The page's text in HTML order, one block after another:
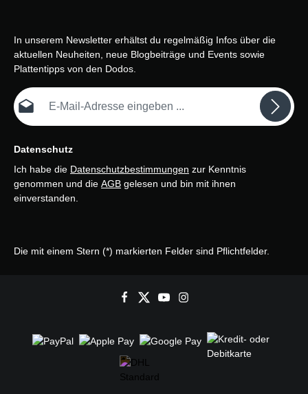
In unserem Newsletter erhältst du regelmäßig Infos über die
aktuellen Neuheiten, neue Blogbeiträge und Events sowie
Plattentipps von den Dodos.
E-Mail-Adresse*
Datenschutz
Ich habe die Datenschutzbestimmungen zur Kenntnis
genommen und die AGB gelesen und bin mit ihnen
einverstanden.
Die mit einem Stern (*) markierten Felder sind Pflichtfelder.